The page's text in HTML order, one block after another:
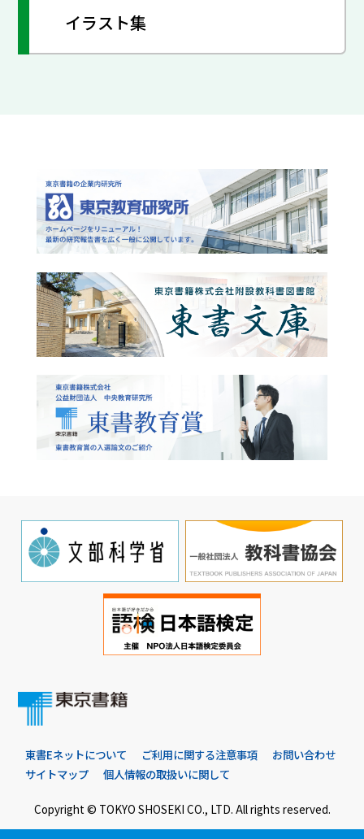
イラスト集
東書Eネットについて ご利用に関する注意事項
お問い合わせ
サイトマップ
個人情報の取扱いに関して
Copyright © TOKYO SHOSEKI CO., LTD. All rights reserved.